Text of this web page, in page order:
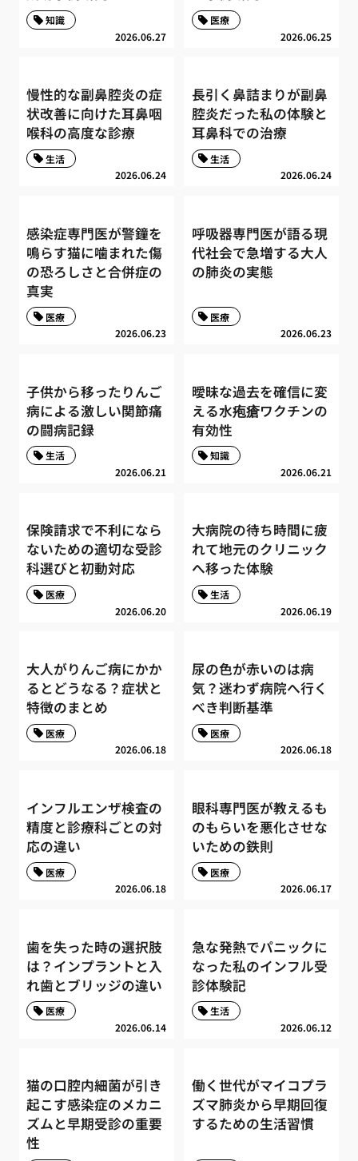
2026.06.27
知識
2026.06.25
医療
慢性的な副鼻腔炎の症
状改善に向けた耳鼻咽
喉科の高度な診療
2026.06.24
生活
長引く鼻詰まりが副鼻
腔炎だった私の体験と
耳鼻科での治療
2026.06.24
生活
感染症専門医が警鐘を
鳴らす猫に噛まれた傷
の恐ろしさと合併症の
真実
2026.06.23
医療
呼吸器専門医が語る現
代社会で急増する大人
の肺炎の実態
2026.06.23
医療
子供から移ったりんご
病による激しい関節痛
の闘病記録
2026.06.21
生活
曖昧な過去を確信に変
える水疱瘡ワクチンの
有効性
2026.06.21
知識
保険請求で不利になら
ないための適切な受診
科選びと初動対応
2026.06.20
医療
大病院の待ち時間に疲
れて地元のクリニック
へ移った体験
2026.06.19
生活
大人がりんご病にかか
るとどうなる？症状と
特徴のまとめ
2026.06.18
医療
尿の色が赤いのは病
気？迷わず病院へ行く
べき判断基準
2026.06.18
医療
インフルエンザ検査の
精度と診療科ごとの対
応の違い
2026.06.18
医療
眼科専門医が教えるも
のもらいを悪化させな
いための鉄則
2026.06.17
医療
歯を失った時の選択肢
は？インプラントと入
れ歯とブリッジの違い
2026.06.14
医療
急な発熱でパニックに
なった私のインフル受
診体験記
2026.06.12
生活
猫の口腔内細菌が引き
起こす感染症のメカニ
ズムと早期受診の重要
性
働く世代がマイコプラ
ズマ肺炎から早期回復
するための生活習慣